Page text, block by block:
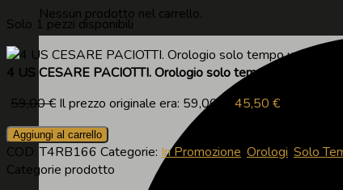
Nessun prodotto nel carrello.
Solo 1 pezzi disponibili
4 US CESARE PACIOTTI. Orologio solo tempo uomo.
59,00€ Il prezzo originale era: 59,00 €. 45,50 €Il prezzo
Aggiungi al carrello
COD:T4RB166 Categorie: In Promozione Orologi Solo
Categorie prodotto